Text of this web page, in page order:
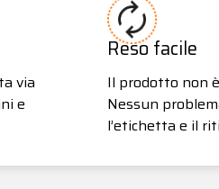
via
e
Reso facile
Il prodotto non
Nessun
l’etichetta e il